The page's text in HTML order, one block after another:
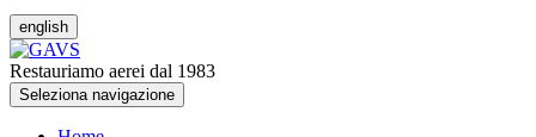
english
Restauriamo aerei dal 1983
Seleziona navigazione